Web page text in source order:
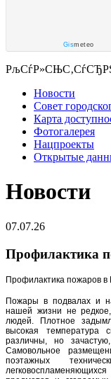
Gismeteo
Новости
Совет
Карта
Фотогалерея
Нацпроекты
Открытые
Новости
07.07.26
Профилактика
Профилактика пожаров
Пожары в подвалах и
нашей жизни не
людей. Плотное
высокая температура
различны, но
Самовольное
поэтажных